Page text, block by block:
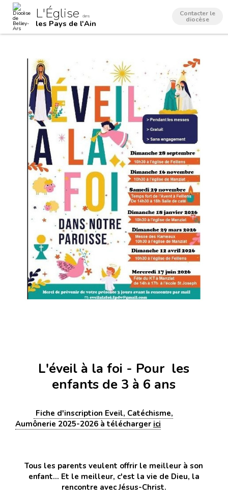
contenu.
Outils
personnels
L'Église dans
les Pays de l'Ain
Contacter le
diocèse
L'éveil à la foi - Pour les
enfants de 3 à 6 ans
Fiche d'inscription Eveil, Catéchisme,
Aumônerie 2025-2026 à télécharger ici
Tous les parents veulent offrir le meilleur à son
enfant... Et le meilleur, c'est la vie de Dieu, la
rencontre avec Jésus-Christ.